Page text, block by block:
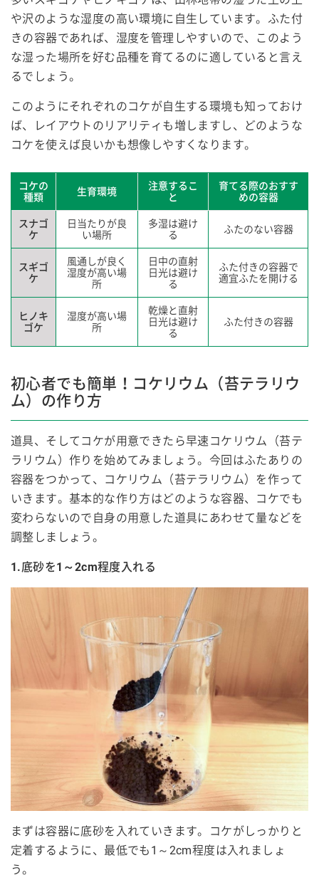
や沢のような湿度の高い環境に自生しています。ふた付
きの容器であれば、湿度を管理しやすいので、このよう
な湿った場所を好む品種を育てるのに適していると言え
るでしょう。
このようにそれぞれのコケが自生する環境も知っておけ
ば、レイアウトのリアリティも増しますし、どのような
コケを使えば良いかも想像しやすくなります。
コケの
種類
生育環境
注意するこ
と
育てる際のおすす
めの容器
スナゴ
ケ
日当たりが良
い場所
多湿は避け
る
ふたのない容器
スギゴ
ケ
風通しが良く
湿度が高い場
所
日中の直射
日光は避け
る
ふた付きの容器で
適宜ふたを開ける
ヒノキ
ゴケ
湿度が高い場
所
乾燥と直射
日光は避け
る
ふた付きの容器
初心者でも簡単！コケリウム（苔テラリウ
ム）の作り方
道具、そしてコケが用意できたら早速コケリウム（苔テ
ラリウム）作りを始めてみましょう。今回はふたありの
容器をつかって、コケリウム（苔テラリウム）を作って
いきます。基本的な作り方はどのような容器、コケでも
変わらないので自身の用意した道具にあわせて量などを
調整しましょう。
1.底砂を1～2cm程度入れる
まずは容器に底砂を入れていきます。コケがしっかりと
定着するように、最低でも1～2cm程度は入れましょ
う。